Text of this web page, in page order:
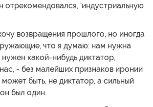
отрекомендовался, 'индустриальную
возвращения прошлого, но иногда
что я думаю: нам нужна
какой-нибудь диктатор,
- без малейших признаков иронии
быть, не диктатор, а сильный
был один.